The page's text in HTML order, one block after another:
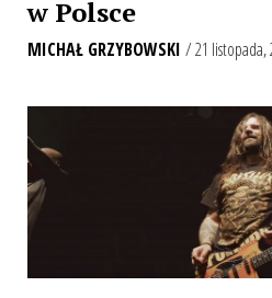
w Polsce
MICHAŁ GRZYBOWSKI / 21 listopada,